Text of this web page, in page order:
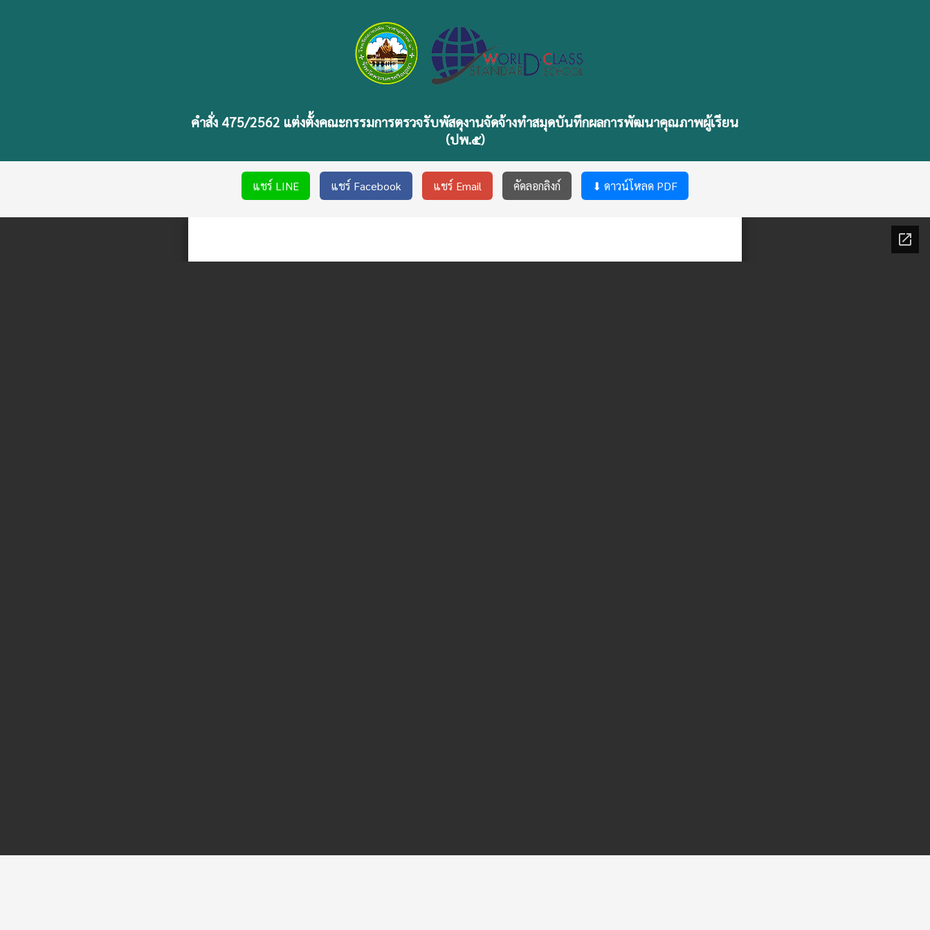
คำสั่ง 475/2562 แต่งตั้งคณะกรรมการตรวจรับพัสดุงานจัดจ้างทำสมุดบันทึกผลการพัฒนาคุณภาพผู้เรียน
(ปพ.๕)
แชร์ LINE แชร์ Facebook แชร์ Email คัดลอกลิงก์ ⬇ ดาวน์โหลด PDF